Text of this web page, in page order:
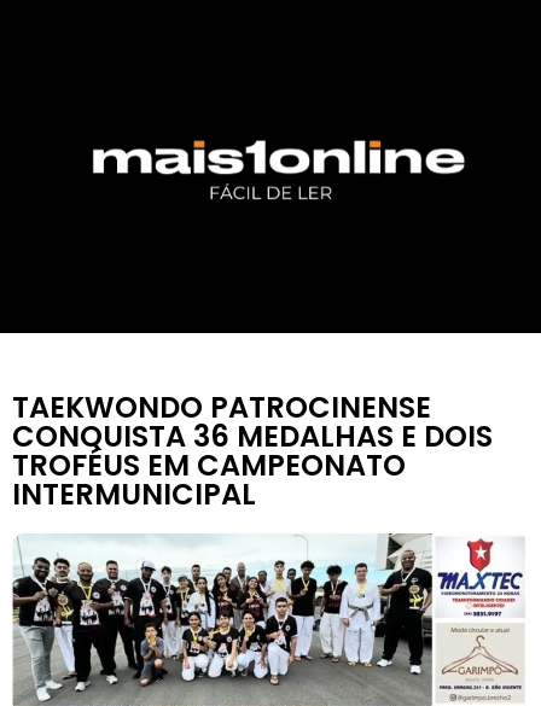
TAEKWONDO PATROCINENSE
CONQUISTA 36 MEDALHAS E DOIS
TROFÉUS EM CAMPEONATO
INTERMUNICIPAL